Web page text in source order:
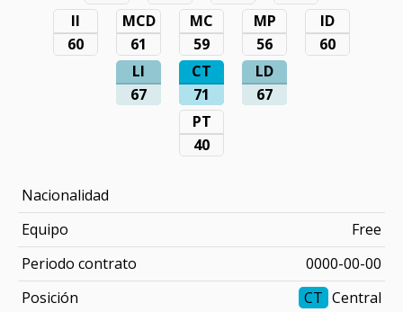
II
60
MCD
61
MC
59
MP
56
ID
60
LI
67
CT
71
LD
67
PT
40
Nacionalidad
Equipo
Free
Periodo contrato
0000-00-00
Posición
CT Central